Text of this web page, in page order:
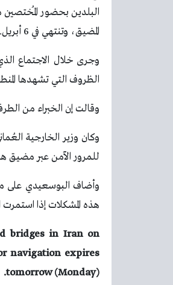
البلدين بحضور المُختصين
المضيق، وتنتهي في 6 أبريل.
وجرى خلال الاجتماع
الظروف التي تشهدها
وقالت إن الخبراء من
وكان وزير الخارجية
للمرور الآمن عبر مضيق
وأضاف البوسعيدي على
هذه المشكلات إذا
bridges in Iran on
navigation expires
tomorrow (Monday).